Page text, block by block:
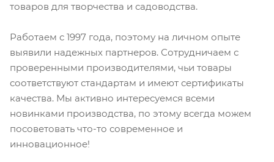
товаров для творчества и садоводства.
Работаем с 1997 года, поэтому на личном опыте
выявили надежных партнеров. Сотрудничаем с
проверенными производителями, чьи товары
соответствуют стандартам и имеют сертификаты
качества. Мы активно интересуемся всеми
новинками производства, по этому всегда можем
посоветовать что-то современное и
инновационное!